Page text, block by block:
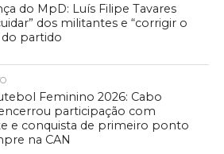
do MpD: Luís Filipe Tavares
dos militantes e “corrigir o
partido
Feminino 2026: Cabo
participação com
e conquista de primeiro ponto
na CAN